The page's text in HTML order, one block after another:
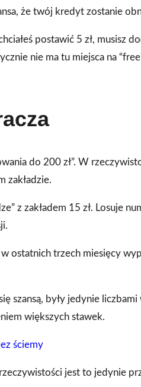
że twój kredyt zostanie
postawić 5 zł, musisz
nie ma tu miejsca na
do 200 zł”. W
zakładzie.
z zakładem 15 zł. Losuje
ostatnich trzech miesięcy
były jedynie
większych stawek.
ściemy
jest to jedynie